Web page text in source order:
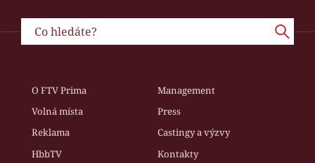
O FTV Prima
Management
Volná místa
Press
Reklama
Castingy a výzvy
HbbTV
Kontakty